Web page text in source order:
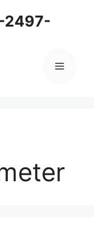
2497-
Menu